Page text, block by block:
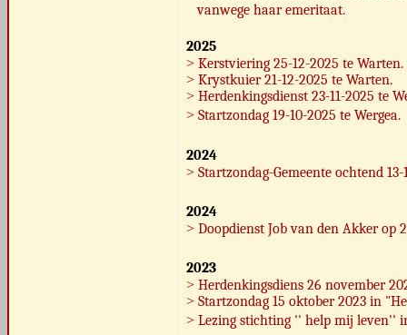
vanwege haar emeritaat.
2025
˃Kerstviering 25-12-2025 te Warten.
˃Krystkuier 21-12-2025 te Warten.
˃Herdenkingsdienst 23-11-2025 te
˃Startzondag 19-10-2025 te Wergea.
2024
˃Startzondag-Gemeente ochtend
2024
˃Doopdienst Job van den Akker op
2023
˃Herdenkingsdiens 26 november
˃Startzondag 15 oktober 2023 in
˃Lezing stichting '' help mij leven''